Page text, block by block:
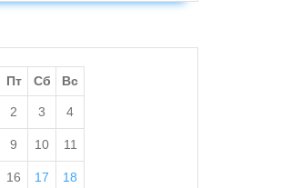
Пт Сб Вс
2 3 4
9 10 11
16 17 18